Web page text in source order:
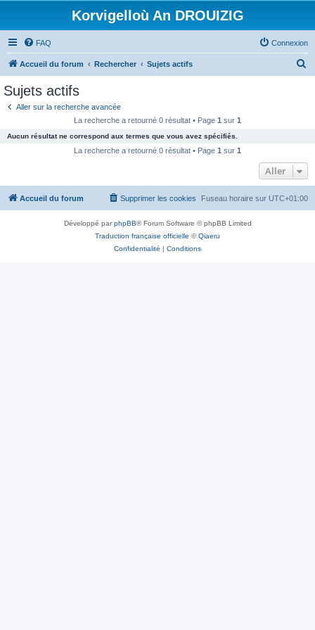
Korvigelloù An DROUIZIG
FAQ Connexion
Accueil du forum Rechercher Sujets actifs
c
e
Sujets actifs
Aller sur la recherche avancée
La recherche a retourné 0 résultat • Page 1 sur 1
Aucun résultat ne correspond aux termes que vous avez spécifiés.
La recherche a retourné 0 résultat • Page 1 sur 1
Aller
Accueil du forum Fuseau horaire sur UTC+01:00
Supprimer les cookies
Développé parphpBB® Forum Software © phpBB Limited
Traduction française officielle ©Qiaeru
Confidentialité | Conditions